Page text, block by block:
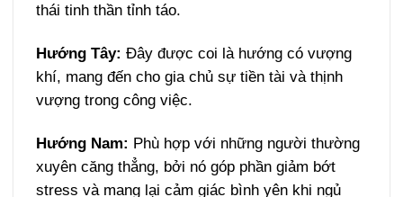
thái tinh thần tỉnh táo.
Hướng Tây: Đây được coi là hướng có vượng
khí, mang đến cho gia chủ sự tiền tài và thịnh
vượng trong công việc.
Hướng Nam: Phù hợp với những người thường
xuyên căng thẳng, bởi nó góp phần giảm bớt
stress và mang lại cảm giác bình yên khi ngủ